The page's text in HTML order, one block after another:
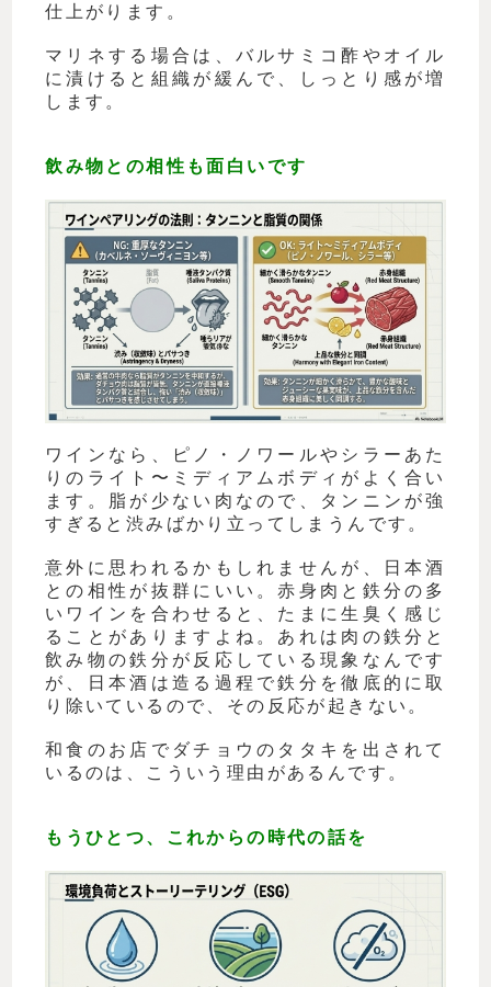
仕上がります。
マリネする場合は、バルサミコ酢やオイル
に漬けると組織が緩んで、しっとり感が増
します。
飲み物との相性も面白いです
ワインなら、ピノ・ノワールやシラーあた
りのライト〜ミディアムボディがよく合い
ます。脂が少ない肉なので、タンニンが強
すぎると渋みばかり立ってしまうんです。
意外に思われるかもしれませんが、日本酒
との相性が抜群にいい。赤身肉と鉄分の多
いワインを合わせると、たまに生臭く感じ
ることがありますよね。あれは肉の鉄分と
飲み物の鉄分が反応している現象なんです
が、日本酒は造る過程で鉄分を徹底的に取
り除いているので、その反応が起きない。
和食のお店でダチョウのタタキを出されて
いるのは、こういう理由があるんです。
もうひとつ、これからの時代の話を